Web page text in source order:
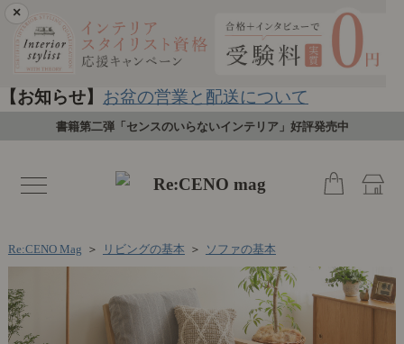
×
【お知らせ】 お盆の営業と配送について
書籍第二弾「センスのいらないインテリア」好評発売中
toggle
navigation
Re:CENO Mag ＞ リビングの基本 ＞ ソファの基本